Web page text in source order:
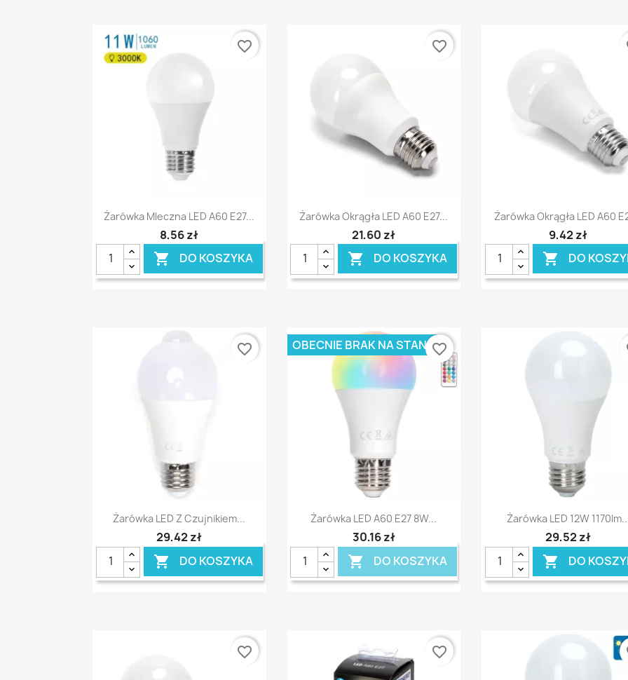
Szybki podgląd
Żarówka Mleczna LED A60 E27...
8,56 zł
 DO KOSZYKA
favorite_border
Szybki podgląd
Żarówka Okrągła LED A60 E27...
21,60 zł
 DO KOSZYKA
favorite_border
Szybki podgląd
Żarówka Okrągła LED A60
9,42 zł
 DO
Szybki podgląd
Żarówka LED Z Czujnikiem...
29,42 zł
 DO KOSZYKA
favorite_border
Szybki podgląd
Żarówka LED A60 E27 8W...
30,16 zł
 DO KOSZYKA
OBECNIE BRAK NA STANIEfavorite_border
Szybki podgląd
Żarówka LED 12W
29,52 zł
 DO
favorite_border favorite_border